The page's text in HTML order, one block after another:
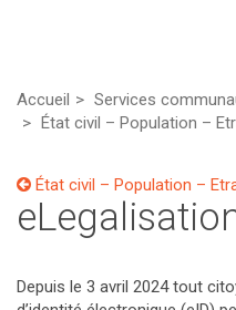
Accueil
Services
État civil – Population –
État civil – Population –
Depuis le 3 avril 2024 tout